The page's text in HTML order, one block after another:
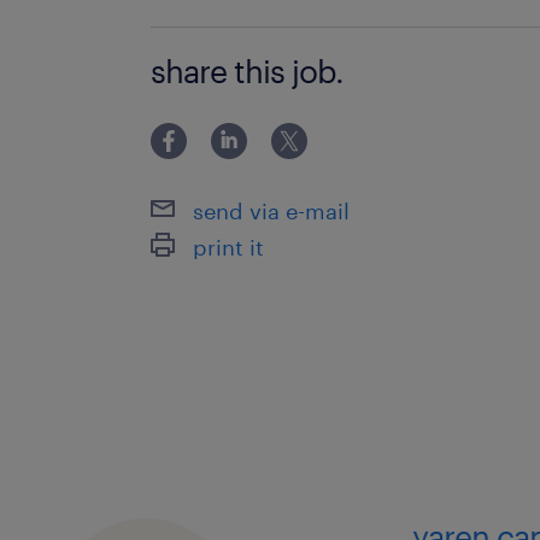
bölümlerinden mezun ya da üst
ürünleri satışında güçlü bir estetik
Uluslararası satış, ihracat veya
Çok iyi derecede (akıcı) İngilizce
Fransızca veya İspanyolca bilgisi
share this job.
send via e-mail
print it